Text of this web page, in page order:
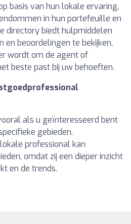
basis van hun lokale ervaring,
in hun portefeuille en
directory biedt hulpmiddelen
en beoordelingen te bekijken,
wordt om de agent of
beste past bij uw behoeften.
als u geïnteresseerd bent
gebieden.
professional kan
omdat zij een dieper inzicht
en de trends.